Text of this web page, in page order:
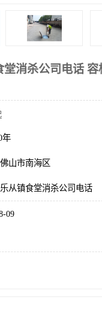
堂消杀公司电话
年
山市南海区
从镇食堂消杀公司电话
09